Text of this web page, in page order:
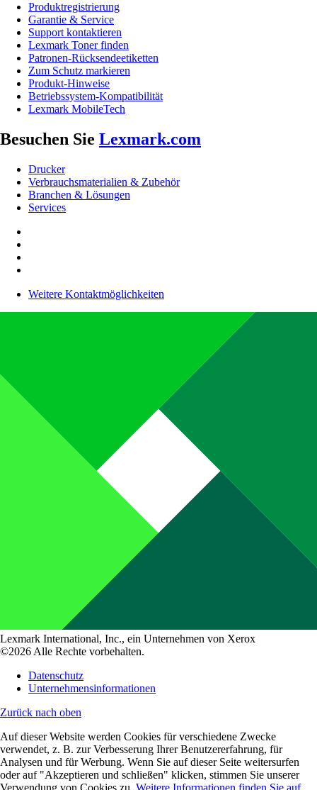
Produktregistrierung
Garantie & Service
Support kontaktieren
Lexmark Toner finden
Patronen-Rücksendeetiketten
Zum Schutz markieren
Produkt-Hinweise
Betriebssystem-Kompatibilität
Lexmark MobileTech
Besuchen Sie Lexmark.com
Drucker
Verbrauchsmaterialien & Zubehör
Branchen & Lösungen
Services
Weitere Kontaktmöglichkeiten
Lexmark International, Inc., ein Unternehmen von Xerox
©2026 Alle Rechte vorbehalten.
Datenschutz
Unternehmensinformationen
Zurück nach oben
Auf dieser Website werden Cookies für verschiedene Zwecke
verwendet, z. B. zur Verbesserung Ihrer Benutzererfahrung, für
Analysen und für Werbung. Wenn Sie auf dieser Seite weitersurfen
oder auf "Akzeptieren und schließen" klicken, stimmen Sie unserer
Verwendung von Cookies zu. Weitere Informationen finden Sie auf